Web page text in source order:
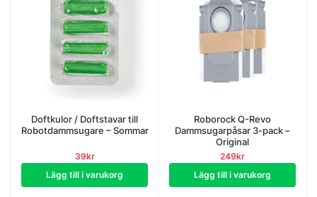
Doftkulor / Doftstavar till
Robotdammsugare – Sommar
39kr
Lägg till i varukorg
Roborock Q-Revo
Dammsugarpåsar 3-pack –
Original
249kr
Lägg till i varukorg